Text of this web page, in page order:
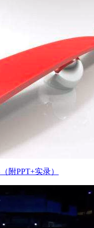
附PPT+实录）